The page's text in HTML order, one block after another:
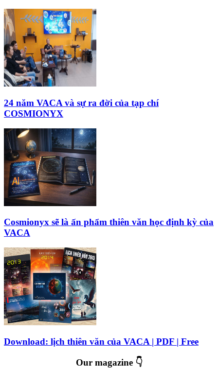
24 năm VACA và sự ra đời của tạp chí
COSMIONYX
Cosmionyx sẽ là ấn phẩm thiên văn học định kỳ của
VACA
Download: lịch thiên văn của VACA | PDF | Free
Our magazine 👇